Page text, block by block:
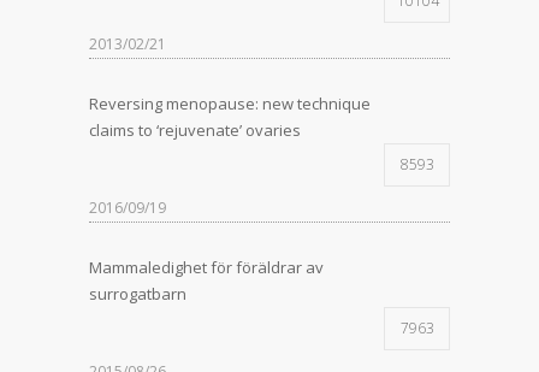
2013/02/21
Reversing menopause: new technique
claims to ‘rejuvenate’ ovaries
8593
2016/09/19
Mammaledighet för föräldrar av
surrogatbarn
7963